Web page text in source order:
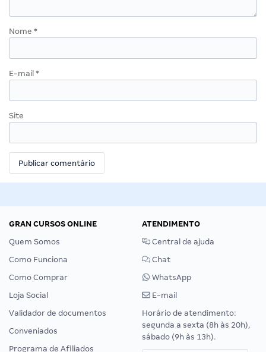
Nome *
E-mail *
Site
GRAN CURSOS ONLINE
Quem Somos
Como Funciona
Como Comprar
Loja Social
Validador de documentos
Conveniados
Programa de Afiliados
ATENDIMENTO
Central de ajuda
Chat
WhatsApp
E-mail
Horário de atendimento:
segunda a sexta (8h às 20h),
sábado (9h às 13h).